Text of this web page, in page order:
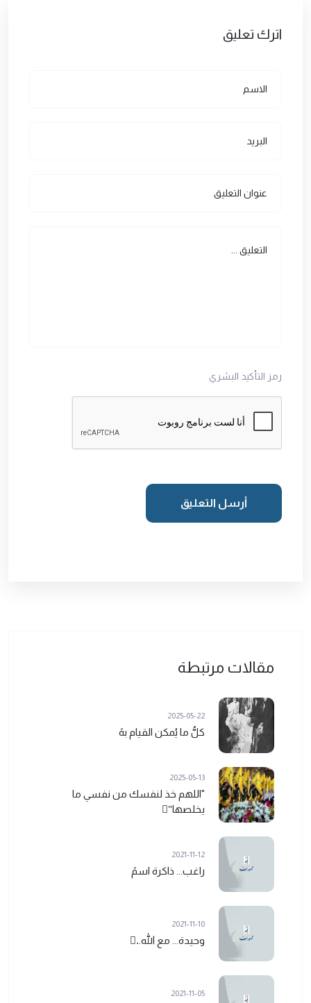
اترك تعليق
رمز التأكيد البشري
أرسل التعليق
مقالات مرتبطة
2025-05-22
كلُّ ما يُمكن القيام بهً
2025-05-13
"اللهم خذ لنفسك من نفسي ما
يخلصها"ً
2021-11-12
راغب... ذاكرة اسمً
2021-11-10
وحيدة... مع الله..ً
2021-11-05